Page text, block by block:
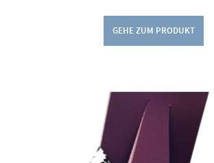
GEHE ZUM PRODUKT